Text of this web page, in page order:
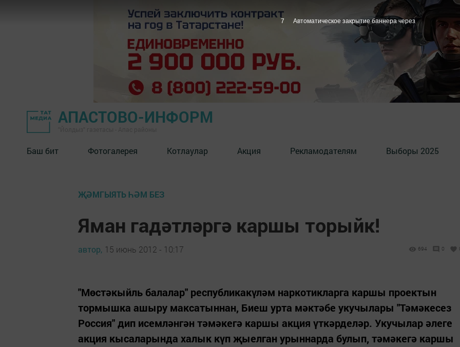
АПАСТОВО-ИНФОРМ
Баш бит Фотогалерея Котлаулар Акция Рекламодателям Выборы 2025
ҖӘМГЫЯТЬ ҺӘМ БЕЗ
Яман гадәтләргә каршы торыйк!
автор, 15 июнь 2012 - 10:17 694 0
"Мөстәкыйль балалар" республикакүләм наркотикларга каршы проектын
тормышка ашыру максатыннан, Биеш урта мәктәбе укучылары "Тәмәкесез
Россия" дип исемләнгән тәмәкегә каршы акция үткәрделәр. Укучылар әлеге
акция кысаларында халык күп җыелган урыннарда булып, тәмәкегә каршы
6 Автоматическое закрытие баннера через